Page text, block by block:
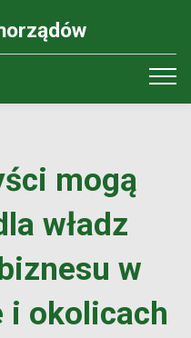
mogą
władz
w
i okolicach